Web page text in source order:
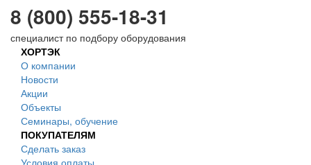
8 (800) 555-18-31
специалист по подбору оборудования
ХОРТЭК
О компании
Новости
Акции
Объекты
Семинары, обучение
ПОКУПАТЕЛЯМ
Сделать заказ
Условия оплаты